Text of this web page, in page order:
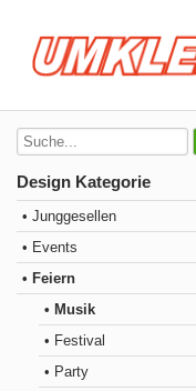
Design Kategorie
• Junggesellen
• Events
• Feiern
• Musik
• Festival
• Party